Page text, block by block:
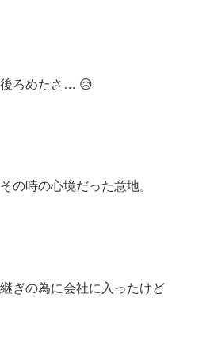
ろめたさ… 😥
の時の心境だった意地。
ぎの為に会社に入ったけど